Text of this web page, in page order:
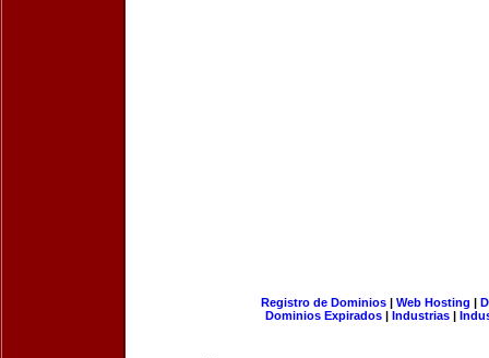
Registro de Dominios| Web Hosting |
Dominios Expirados | Industrias |